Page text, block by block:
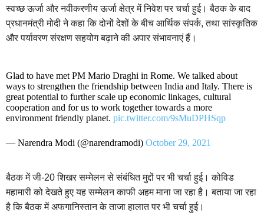
स्वच्छ ऊर्जा और नवीकरणीय ऊर्जा क्षेत्र में निवेश पर चर्चा हुई। बैठक के बाद
प्रधानमंत्री मोदी ने कहा कि दोनों देशों के बीच आर्थिक संपर्क, तथा सांस्कृतिक
और पर्यावरण संरक्षण सहयोग बढ़ाने की अपार संभावनाएं हैं।
Glad to have met PM Mario Draghi in Rome. We talked about
ways to strengthen the friendship between India and Italy. There is
great potential to further scale up economic linkages, cultural
cooperation and for us to work together towards a more
environment friendly planet. pic.twitter.com/9sMuDPHSqp
— Narendra Modi (@narendramodi) October 29, 2021
बैठक में जी-20 शिखर सम्मेलन से संबंधित मुद्दों पर भी चर्चा हुई। कोविड
महामारी को देखते हुए यह सम्मेलन काफी अहम माना जा रहा है। बताया जा रहा
है कि बैठक में अफगानिस्तान के ताजा हालात पर भी चर्चा हुई।